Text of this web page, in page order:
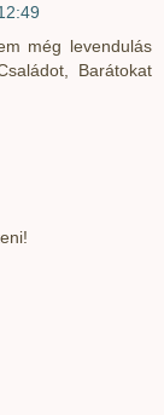
még levendulás
Barátokat